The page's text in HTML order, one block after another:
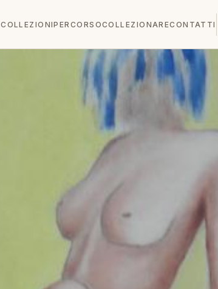
COLLEZIONIPERCORSOCOLLEZIONARECONTATTI